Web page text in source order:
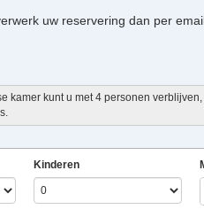
uw reservering dan per
kamer kunt u met 4 personen
Kinderen